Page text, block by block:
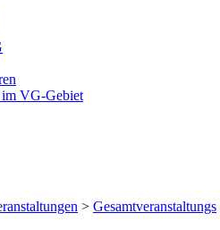
im VG-Gebiet
> Gesamtveranstaltungs